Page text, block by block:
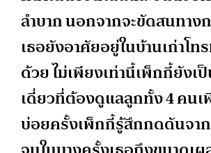
ลำบาก นอกจากจะขัดสนทาง
เธอยังอาศัยอยู่ในบ้านเก่าโ
ด้วย ไม่เพียงเท่านี้เพ็กกี้ยังเ
เดี่ยวที่ต้องดูแลลูกทั้ง 4 คน
บ่อยครั้งเพ็กกี้รู้สึกกดดันจา